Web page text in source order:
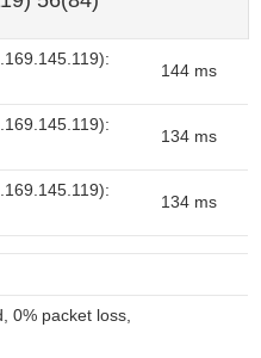
144 ms
134 ms
134 ms
0% packet loss,